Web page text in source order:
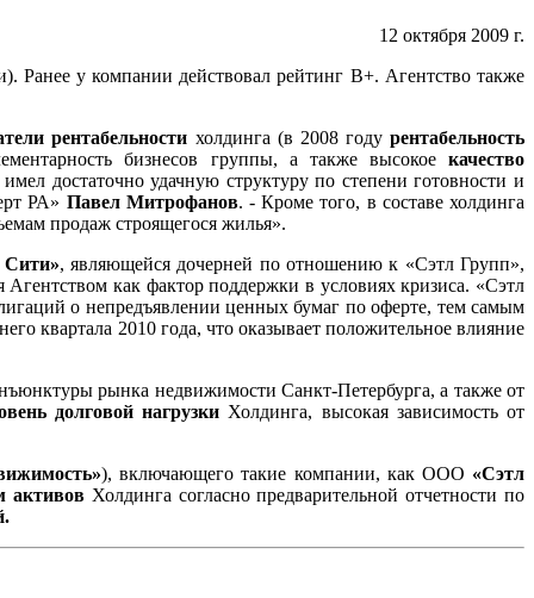
12 октября 2009 г.
у компании действовал рейтинг В+. Агентство также
рентабельности холдинга (в 2008 годурентабельность
бизнесов группы, а также высокоекачество
достаточно удачную структуру по степени готовности и
РА» Павел Митрофанов. - Кроме того, в составе холдинга
продаж строящегося жилья».
Сити», являющейся дочерней по отношению к «Сэтл Групп»,
Агентством как фактор поддержки в условиях кризиса. «Сэтл
о непредъявлении ценных бумаг по оферте, тем самым
квартала 2010 года, что оказывает положительное влияние
рынка недвижимости Санкт-Петербурга, а также от
долговой нагрузки Холдинга, высокая зависимость от
), включающего такие компании, как ООО «Сэтл
активов Холдинга согласно предварительной отчетности по